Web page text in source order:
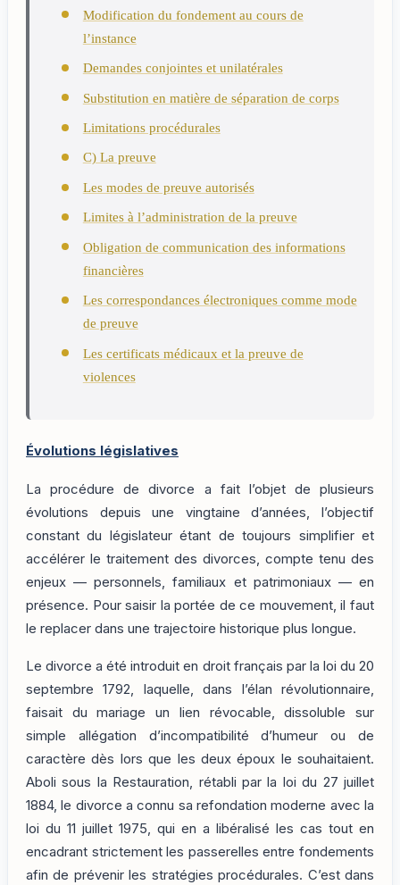
Modification du fondement au cours de
l’instance
Demandes conjointes et unilatérales
Substitution en matière de séparation de corps
Limitations procédurales
C) La preuve
Les modes de preuve autorisés
Limites à l’administration de la preuve
Obligation de communication des informations
financières
Les correspondances électroniques comme mode
de preuve
Les certificats médicaux et la preuve de
violences
Évolutions législatives
La procédure de divorce a fait l’objet de plusieurs
évolutions depuis une vingtaine d’années, l’objectif
constant du législateur étant de toujours simplifier et
accélérer le traitement des divorces, compte tenu des
enjeux — personnels, familiaux et patrimoniaux — en
présence. Pour saisir la portée de ce mouvement, il faut
le replacer dans une trajectoire historique plus longue.
Le divorce a été introduit en droit français par la loi du 20
septembre 1792, laquelle, dans l’élan révolutionnaire,
faisait du mariage un lien révocable, dissoluble sur
simple allégation d’incompatibilité d’humeur ou de
caractère dès lors que les deux époux le souhaitaient.
Aboli sous la Restauration, rétabli par la loi du 27 juillet
1884, le divorce a connu sa refondation moderne avec la
loi du 11 juillet 1975, qui en a libéralisé les cas tout en
encadrant strictement les passerelles entre fondements
afin de prévenir les stratégies procédurales. C’est dans